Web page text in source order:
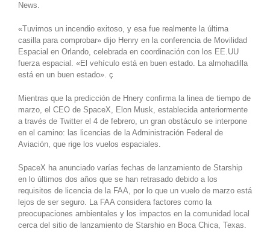
News.
«Tuvimos un incendio exitoso, y esa fue realmente la última
casilla para comprobar» dijo Henry en la conferencia de Movilidad
Espacial en Orlando, celebrada en coordinación con los EE.UU
fuerza espacial. «El vehículo está en buen estado. La almohadilla
está en un buen estado». ç
Mientras que la predicción de Hnery confirma la linea de tiempo de
marzo, el CEO de SpaceX, Elon Musk, establecida anteriormente
a través de Twitter el 4 de febrero, un gran obstáculo se interpone
en el camino: las licencias de la Administración Federal de
Aviación, que rige los vuelos espaciales.
SpaceX ha anunciado varías fechas de lanzamiento de Starship
en lo últimos dos años que se han retrasado debido a los
requisitos de licencia de la FAA, por lo que un vuelo de marzo está
lejos de ser seguro. La FAA considera factores como la
preocupaciones ambientales y los impactos en la comunidad local
cerca del sitio de lanzamiento de Starshio en Boca Chica, Texas.